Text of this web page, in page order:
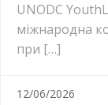
UNODC
міжнародна
при […]
12/06/2026